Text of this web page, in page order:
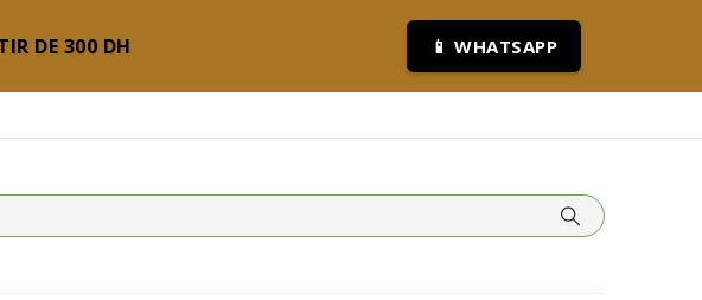
DE 300 DH 📱 WHATSAPP